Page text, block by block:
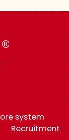
system
Recruitment